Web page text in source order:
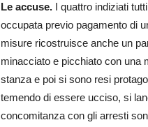
Le accuse. I quattro indiziati
occupata previo pagamento di
misure ricostruisce anche un
minacciato e picchiato con una
stanza e poi si sono resi
temendo di essere ucciso, si
concomitanza con gli arresti